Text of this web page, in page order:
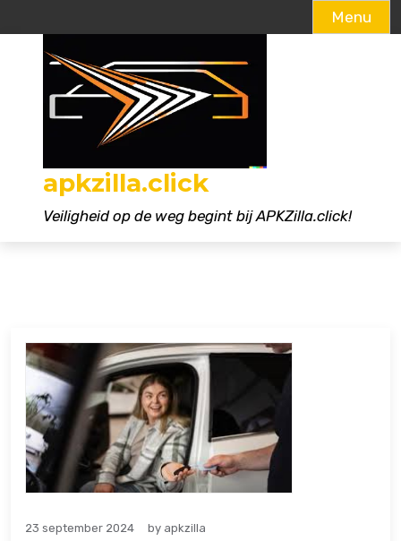
Menu
apkzilla.click
Veiligheid op de weg begint bij APKZilla.click!
23 september 2024 by apkzilla